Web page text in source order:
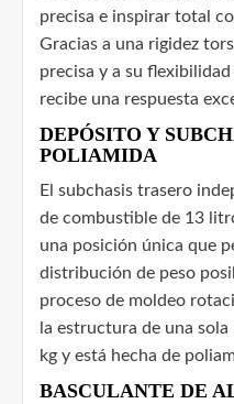
precisa e inspirar total
Gracias a una rigidez
precisa y a su
recibe una respuesta
DEPÓSITO Y
POLIAMIDA
El subchasis trasero
de combustible de 13
una posición única que
distribución de peso
proceso de moldeo
la estructura de una
kg y está hecha de
BASCULANTE DE